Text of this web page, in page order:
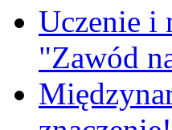
Uczenie i
"Zawód